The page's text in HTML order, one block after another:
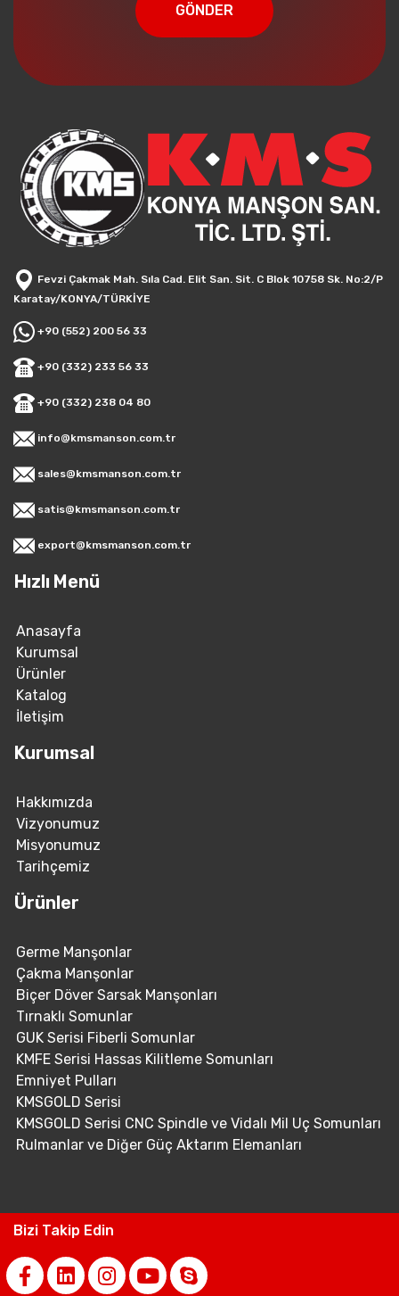
GÖNDER
Fevzi Çakmak Mah. Sıla Cad. Elit San. Sit. C Blok 10758 Sk. No:2/P
Karatay/KONYA/TÜRKİYE
+90 (552) 200 56 33
+90 (332) 233 56 33
+90 (332) 238 04 80
info@kmsmanson.com.tr
sales@kmsmanson.com.tr
satis@kmsmanson.com.tr
export@kmsmanson.com.tr
Hızlı Menü
Anasayfa
Kurumsal
Ürünler
Katalog
İletişim
Kurumsal
Hakkımızda
Vizyonumuz
Misyonumuz
Tarihçemiz
Ürünler
Germe Manşonlar
Çakma Manşonlar
Biçer Döver Sarsak Manşonları
Tırnaklı Somunlar
GUK Serisi Fiberli Somunlar
KMFE Serisi Hassas Kilitleme Somunları
Emniyet Pulları
KMSGOLD Serisi
KMSGOLD Serisi CNC Spindle ve Vidalı Mil Uç Somunları
Rulmanlar ve Diğer Güç Aktarım Elemanları
Bizi Takip Edin